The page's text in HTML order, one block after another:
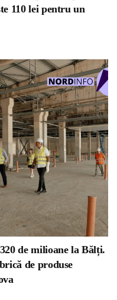
110 lei pentru un
de milioane la Bălți.
de produse